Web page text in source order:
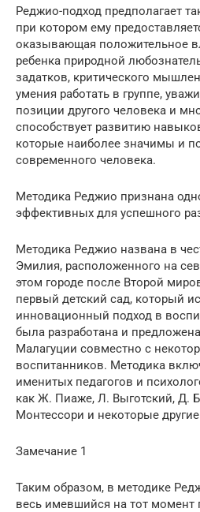
Реджио-подход предполагает
при котором ему
оказывающая положительное
ребенка природной
задатков, критического
умения работать в группе,
позиции другого человека и
способствует развитию
которые наиболее значимы и
современного человека.
Методика Реджио признана
эффективных для успешного
Методика Реджио названа в
Эмилия, расположенного на
этом городе после Второй
первый детский сад, который
инновационный подход в
была разработана и
Малагуции совместно с
воспитанников. Методика
именитых педагогов и
как Ж. Пиаже, Л. Выготский, Д.
Монтессори и некоторые
Замечание 1
Таким образом, в методике
весь имевшийся на тот момент